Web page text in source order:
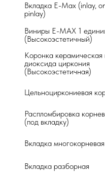
Консультация
Осмотр +
Аппликационная
Местная
Виниры E-MAX 1
(Высокоэстетичный)
Коронка керамическая
диоксида циркония
(Высокоэстетичная)
Вкладка E-Max (inlay,
pinlay)
Цельноциркониевая
Вкладка многокорневая
Вкладка разборная
Распломбировка
(под вкладку)